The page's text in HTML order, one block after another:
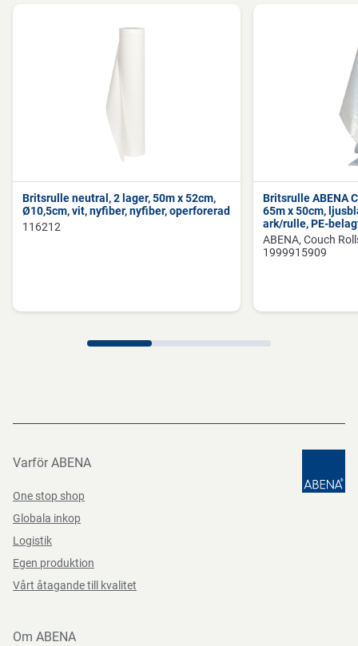
Monteras med skruvar.
Instruktioner för förpackningskassering
Kan återvinnas eller förbrännas.
Förvaringsinstruktioner
Förvaras torrt, vid rumstemperatur och skyddat från direkt
Direktiv, förordningar och lagstiftning
Britsrulle neutral, 2 lager, 50m x 52cm,
Ø10,5cm, vit, nyfiber, nyfiber, operforerad
116212
Britsrulle ABENA
65m x 50cm,
ark/rulle, PE-
ABENA Couch
1999915909
Varför ABENA
One stop shop
Globala inkop
Logistik
Egen produktion
Vårt åtagande till kvalitet
Om ABENA